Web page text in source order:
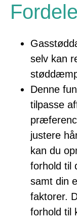
Fordele
selv kan
Denne
tilpasse
justere
kan du
forhold til
samt din
faktorer.
forhold til